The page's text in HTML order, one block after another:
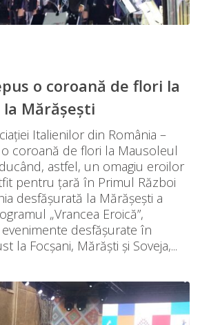
o coroană de flori la
Mărășești
Italienilor din România –
o coroană de flori la Mausoleul
astfel, un omagiu eroilor
pentru țară în Primul Război
desfășurată la Mărășești a
„Vrancea Eroică”,
desfășurate în
la Focşani, Mărăşti şi Soveja,...